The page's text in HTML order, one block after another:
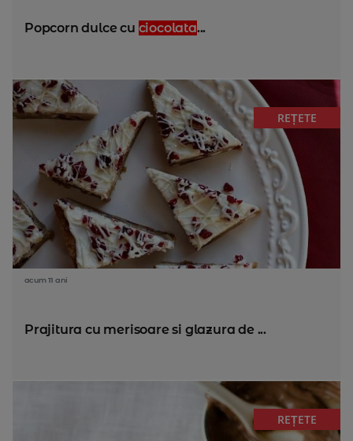
Popcorn dulce cu ciocolata...
REȚETE
acum 11 ani
Prajitura cu merisoare si glazura de ...
REȚETE